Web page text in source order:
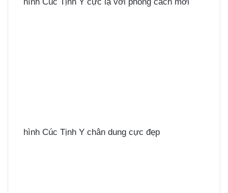
hình Cúc Tịnh Y chân dung cực đẹp